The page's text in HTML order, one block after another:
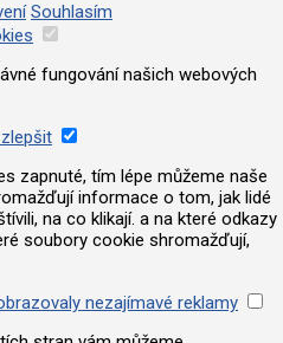
Souhlasím
fungování našich webových
zapnuté, tím lépe můžeme naše
informace o tom, jak lidé
na co klikají. a na které odkazy
soubory cookie shromažďují,
nezajímavé reklamy